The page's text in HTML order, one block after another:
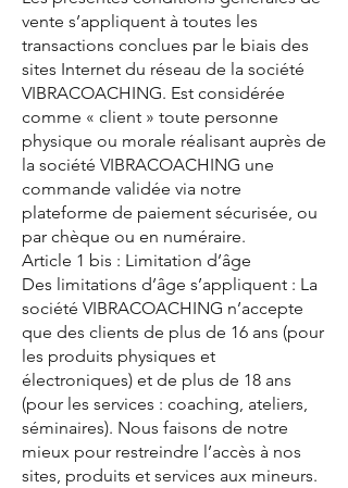
vente s’appliquent à toutes les
transactions conclues par le biais des
sites Internet du réseau de la société
VIBRACOACHING. Est considérée
comme « client » toute personne
physique ou morale réalisant auprès de
la société VIBRACOACHING une
commande validée via notre
plateforme de paiement sécurisée, ou
par chèque ou en numéraire.
Article 1 bis : Limitation d’âge
Des limitations d’âge s’appliquent : La
société VIBRACOACHING n’accepte
que des clients de plus de 16 ans (pour
les produits physiques et
électroniques) et de plus de 18 ans
(pour les services : coaching, ateliers,
séminaires). Nous faisons de notre
mieux pour restreindre l’accès à nos
sites, produits et services aux mineurs.